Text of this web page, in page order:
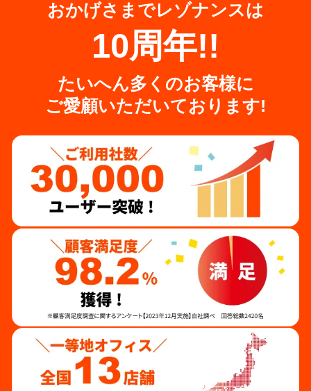
おかげさまでレゾナンスは
10周年!!
たいへん多くのお客様に
ご愛顧いただいております!